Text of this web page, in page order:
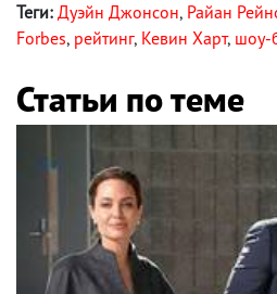
Теги: Дуэйн Джонсон, Райан
Forbes, рейтинг, Кевин Харт, шоу-
Статьи по теме